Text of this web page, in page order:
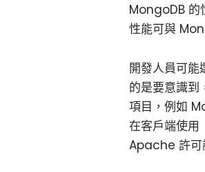
MongoDB 的
性能可與
開發人員可
的是要意識
項目，例如
在客戶端使用
Apache 許可